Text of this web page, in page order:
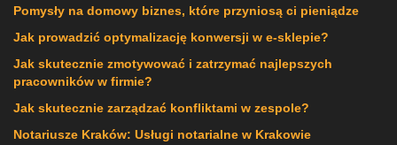
Pomysły na domowy biznes, które przyniosą ci pieniądze
Jak prowadzić optymalizację konwersji w e-sklepie?
Jak skutecznie zmotywować i zatrzymać najlepszych
pracowników w firmie?
Jak skutecznie zarządzać konfliktami w zespole?
Notariusze Kraków: Usługi notarialne w Krakowie